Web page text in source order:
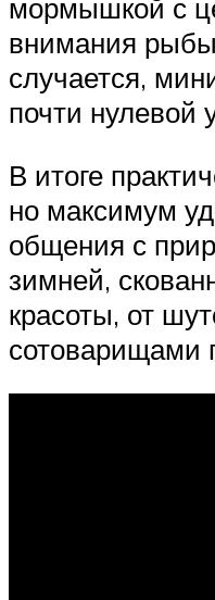
мормышкой с
внимания рыбы
случается,
почти нулевой
В итоге
но максимум
общения с
зимней,
красоты, от
сотоварищами